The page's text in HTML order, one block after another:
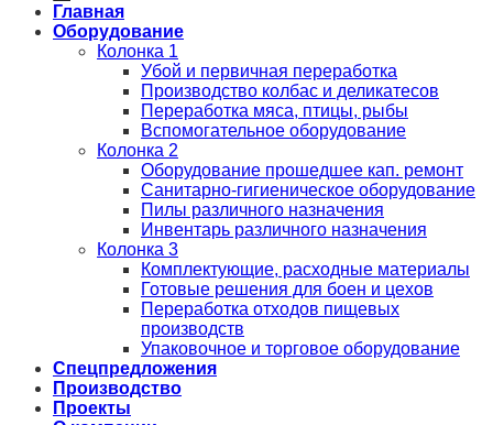
Главная
Оборудование
Колонка 1
Убой и первичная переработка
Производство колбас и деликатесов
Переработка мяса, птицы, рыбы
Вспомогательное оборудование
Колонка 2
Оборудование прошедшее кап. ремонт
Санитарно-гигиеническое оборудование
Пилы различного назначения
Инвентарь различного назначения
Колонка 3
Комплектующие, расходные материалы
Готовые решения для боен и цехов
Переработка отходов пищевых
производств
Упаковочное и торговое оборудование
Спецпредложения
Производство
Проекты